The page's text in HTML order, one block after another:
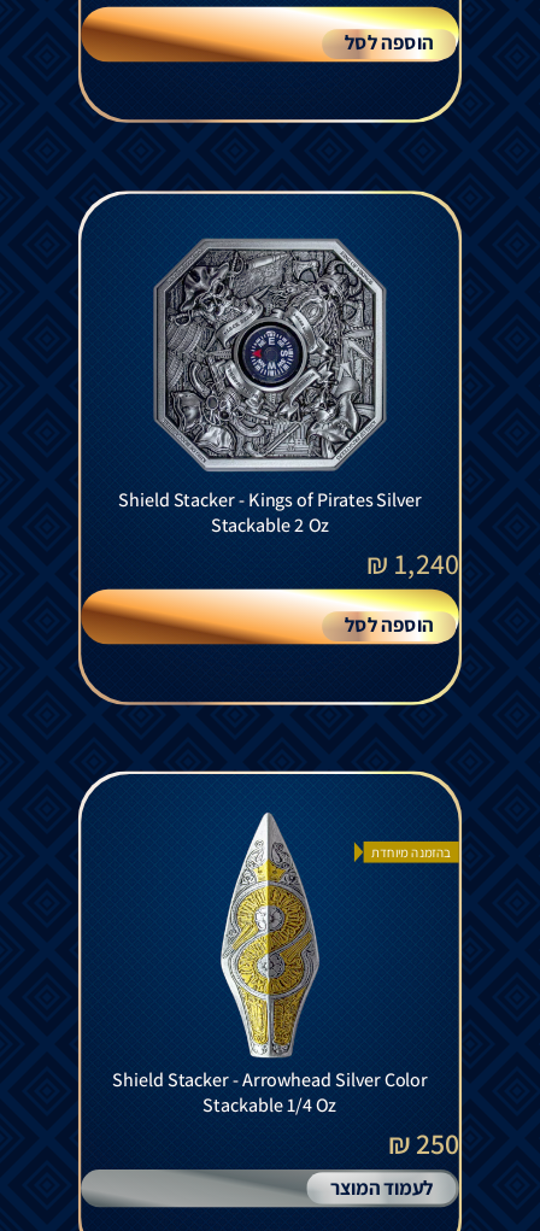
הוספה לסל
Shield Stacker - Kings of Pirates Silver
Stackable 2 Oz
1,240
₪
הוספה לסל
בהזמנה מיוחדת
Shield Stacker - Arrowhead Silver Color
Stackable 1/4 Oz
250 ₪
לעמוד המוצר